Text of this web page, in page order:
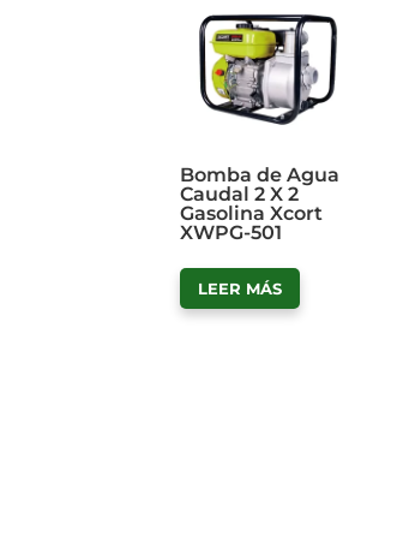
Bomba de Agua
Caudal 2 X 2
Gasolina Xcort
XWPG-501
LEER MÁS